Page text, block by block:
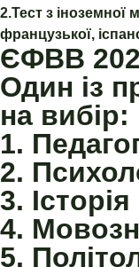
2.Тест з іноземної
французької,
ЄФВВ
Один із
на вибір:
1.
2.
3.
4.
5.